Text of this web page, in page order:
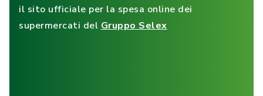
il sito ufficiale per la spesa online dei
supermercati del Gruppo Selex